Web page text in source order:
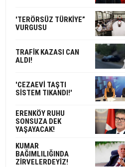
'TERÖRSÜZ TÜRKİYE”
VURGUSU
TRAFİK KAZASI CAN
ALDI!
'CEZAEVİ TAŞTI
SİSTEM TIKANDI!'
ERENKÖY RUHU
SONSUZA DEK
YAŞAYACAK!
KUMAR
BAĞIMLILIĞINDA
ZİRVELERDEYİZ!